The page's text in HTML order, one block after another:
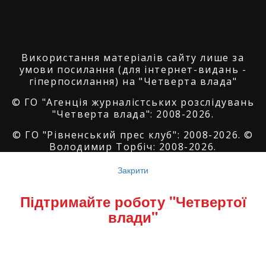
Використання матеріалів сайту лише за
умови посилання (для інтернет-видань -
гіперпосилання) на "Четверта влада"
© ГО "Агенція журналістських розслідувань
"Четверта влада": 2008-2026.
© ГО "Рівненський прес клуб": 2008-2026. ©
Володимир Торбіч: 2008-2026.
SoftGroup
Reserved
Закрити
Підтримайте роботу "Четвертої
влади"